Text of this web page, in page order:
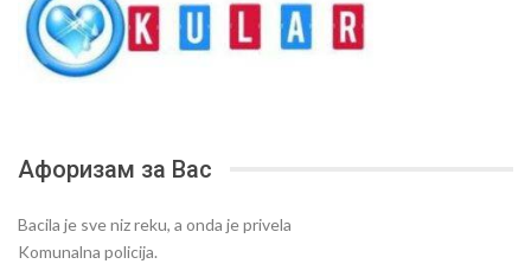
Афоризам за Вас
Bacila je sve niz reku, a onda je privela
Komunalna policija.